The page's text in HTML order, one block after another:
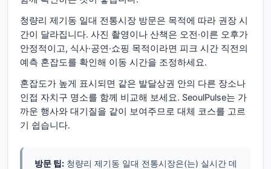
청량리 제기동 일대 전통시장 방문은 목적에 따라 권장 시
간이 달라집니다. 사진 촬영이나 산책은 오전·이른 오후가
안정적이고, 식사·공연·쇼핑 목적이라면 피크 시간 직전의
예측 혼잡도를 확인해 이동 시간을 조정하세요.
혼잡도가 높게 표시되면 같은 발달상권 안의 다른 장소나
인접 자치구 명소를 함께 비교해 보세요. SeoulPulse는 가
까운 행사와 대기질을 같이 보여주므로 대체 코스를 고르
기 쉽습니다.
방문 팁: 청량리 제기동 일대 전통시장은(는) 실시간 데